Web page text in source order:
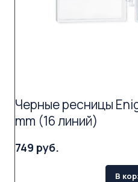
Черные ресницы
mm (16 линий)
749 руб.
В